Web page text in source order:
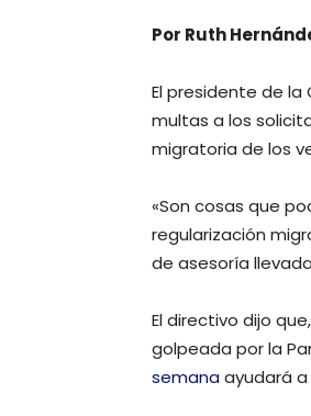
Por Ruth
El presidente de la
multas a los
migratoria de los
«Son cosas que
regularización
de asesoría
El directivo dijo
golpeada por la
semanaayudará